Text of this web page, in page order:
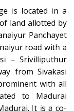
is located in a
land allotted by
Panchayet
road with a
– Srivilliputhur
from Sivakasi
with all
to Madurai
It is a co-